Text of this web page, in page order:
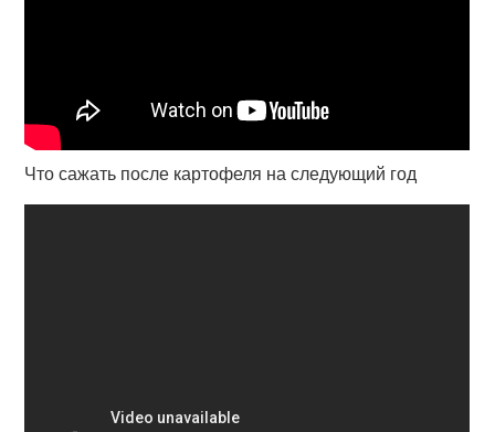
Что сажать после картофеля на следующий год